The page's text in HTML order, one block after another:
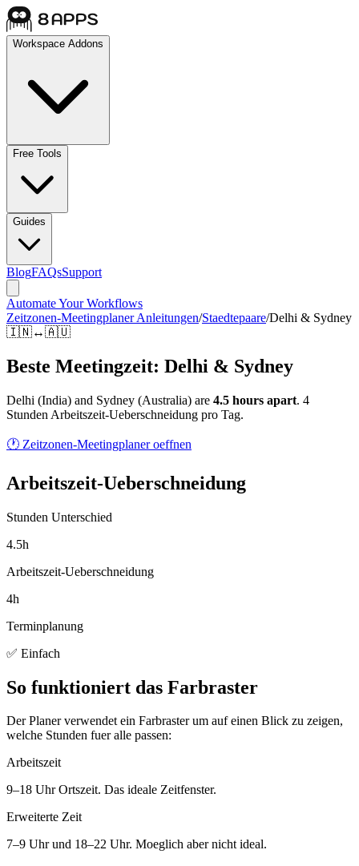
Workspace Addons
Free Tools
Guides
BlogFAQsSupport
Automate Your Workflows
Zeitzonen-Meetingplaner Anleitungen/Staedtepaare/Delhi & Sydney
🇮🇳↔🇦🇺
Beste Meetingzeit: Delhi & Sydney
Delhi (India) and Sydney (Australia) are 4.5 hours apart. 4
Stunden Arbeitszeit-Ueberschneidung pro Tag.
🕐 Zeitzonen-Meetingplaner oeffnen
Arbeitszeit-Ueberschneidung
Stunden Unterschied
4.5h
Arbeitszeit-Ueberschneidung
4h
Terminplanung
✅ Einfach
So funktioniert das Farbraster
Der Planer verwendet ein Farbraster um auf einen Blick zu zeigen,
welche Stunden fuer alle passen:
Arbeitszeit
9–18 Uhr Ortszeit. Das ideale Zeitfenster.
Erweiterte Zeit
7–9 Uhr und 18–22 Uhr. Moeglich aber nicht ideal.